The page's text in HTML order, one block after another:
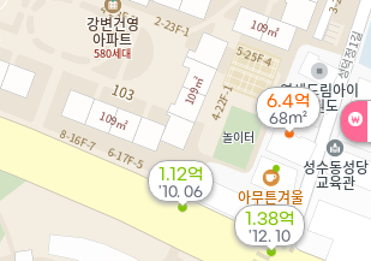
6.4억
68m²
1.38억
'12. 10
1.12억
'10. 06